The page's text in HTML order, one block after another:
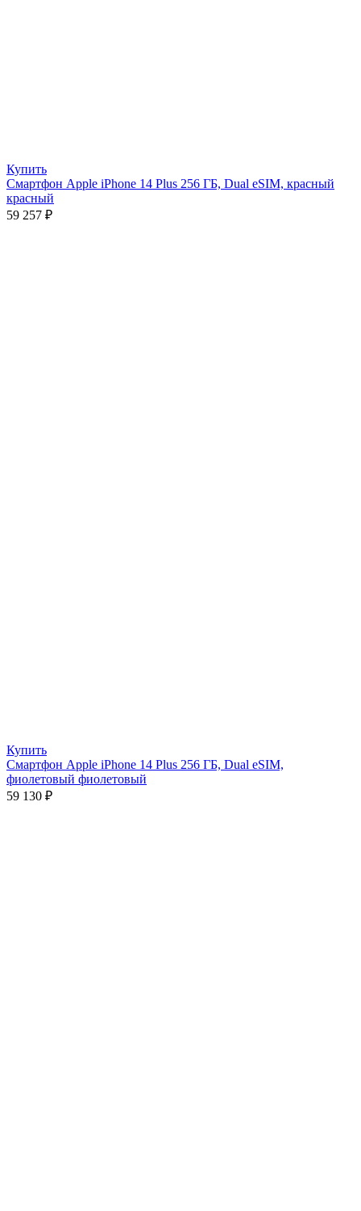
Купить
Смартфон Apple iPhone 14 Plus 256 ГБ, Dual eSIM, красный
красный
59 257 ₽
Купить
Смартфон Apple iPhone 14 Plus 256 ГБ, Dual eSIM,
фиолетовый фиолетовый
59 130 ₽